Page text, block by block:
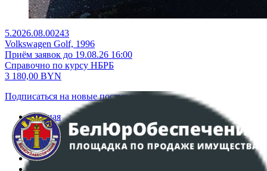
5.2026.08.00243
Volkswagen Golf, 1996
Приём заявок до 19.08.26 16:00
Справочно по курсу НБРБ
3 180,00 BYN
Подписаться на новые поступления
Главная
Аукционы
Интернет-магазин
Регламент организации и проведения торгов